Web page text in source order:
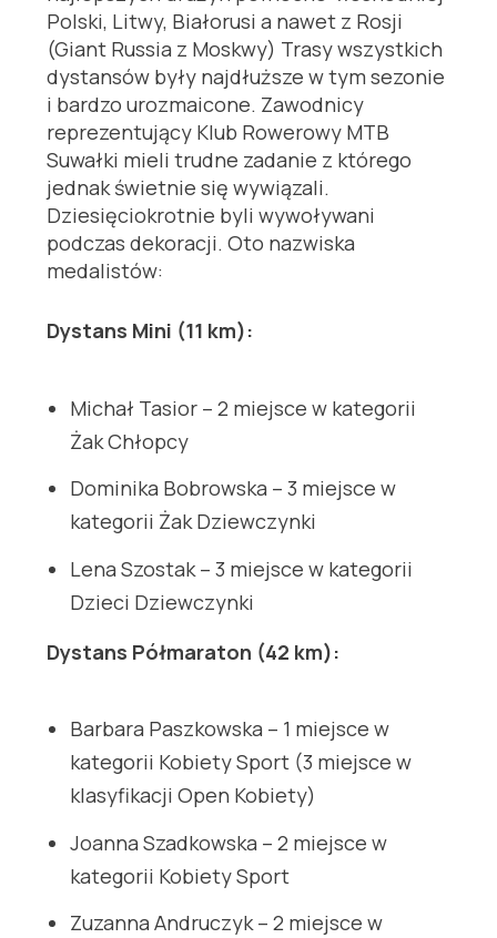
Polski, Litwy, Białorusi a nawet z Rosji
(Giant Russia z Moskwy) Trasy wszystkich
dystansów były najdłuższe w tym sezonie
i bardzo urozmaicone. Zawodnicy
reprezentujący Klub Rowerowy MTB
Suwałki mieli trudne zadanie z którego
jednak świetnie się wywiązali.
Dziesięciokrotnie byli wywoływani
podczas dekoracji. Oto nazwiska
medalistów:
Dystans Mini (11 km):
Michał Tasior – 2 miejsce w kategorii
Żak Chłopcy
Dominika Bobrowska – 3 miejsce w
kategorii Żak Dziewczynki
Lena Szostak – 3 miejsce w kategorii
Dzieci Dziewczynki
Dystans Półmaraton (42 km):
Barbara Paszkowska – 1 miejsce w
kategorii Kobiety Sport (3 miejsce w
klasyfikacji Open Kobiety)
Joanna Szadkowska – 2 miejsce w
kategorii Kobiety Sport
Zuzanna Andruczyk – 2 miejsce w